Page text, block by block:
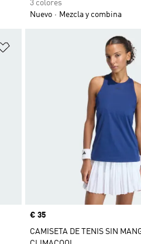
3 colores
Nuevo
Mezcla y combina
Añadir a la lista de deseos
Precio
€ 35
CAMISETA DE TENIS SIN